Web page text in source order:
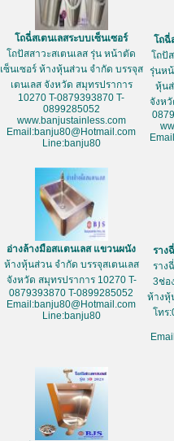
โถฉี่สเตนเลสระบบเซ็นเซอร์
โถปัสสาวะสเตนเลส รุ่น หน้าตัด
เซ็นเซอร์ ห้างหุ้นส่วน จำกัด บรรจุส
เตนเลส จังหวัด สมุทรปราการ
10270 T-0879393870 T-
0899285052
www.banjustainless.com
Email:banju80@Hotmail.com
Line:banju80
โถฉี่
โถปั
รุ่นห
หุ้น
จังห
อ่างล้างมือสแตนเลส แขวนผนัง
ห้างหุ้นส่วน จำกัด บรรจุสเตนเลส
จังหวัด สมุทรปราการ 10270 T-
0879393870 T-0899285052
Email:banju80@Hotmail.com
Line:banju80
ราง
ราง
3ช่อ
ห้างหุ้
โทร